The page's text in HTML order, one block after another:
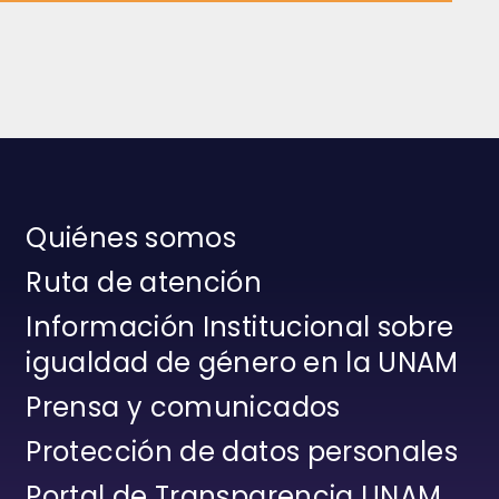
Quiénes somos
Ruta de atención
Información Institucional sobre
igualdad de género en la UNAM
Prensa y comunicados
Protección de datos personales